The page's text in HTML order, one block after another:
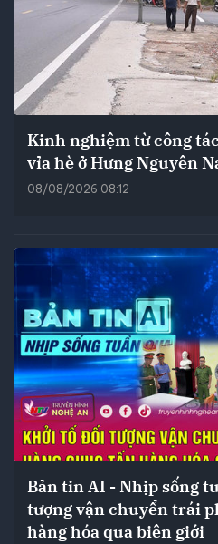
Kinh nghiệm từ công
vỉa hè ở Hưng Nguyên
08/08/2026 08:12
Bản tin AI - Nhịp sống
tượng vận chuyển trái
hàng hóa qua biên giới